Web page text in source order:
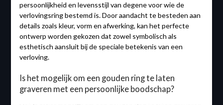
persoonlijkheid en levensstijl van degene voor wie de
verlovingsring bestemd is. Door aandacht te besteden aan
details zoals kleur, vorm en afwerking, kan het perfecte
ontwerp worden gekozen dat zowel symbolisch als
esthetisch aansluit bij de speciale betekenis van een
verloving.
Is het mogelijk om een ​​gouden ring te laten
graveren met een persoonlijke boodschap?